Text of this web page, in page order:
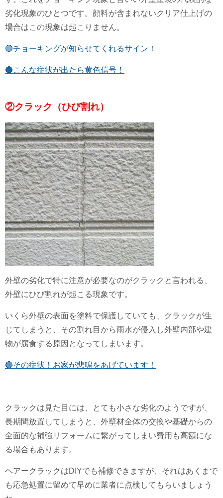
劣化現象のひとつです。 顔料が含まれないクリア仕上げの
場合はこの現象は起こりません。
🟣チョーキングが知らせてくれるサイン！
🔵こんな症状が出たら黄色信号！
②クラック（ひび割れ）
外壁の劣化で特に注意が必要なのがクラックと言われる、
外壁にひび割れが起こる現象です。
いくら外壁の表面を塗料で保護していても、クラックが生
じてしまうと、その割れ目から雨水が侵入し外壁内部や建
物が腐食する原因となってしまいます。
🔴その症状！お家が悲鳴をあげています！
クラックは見た目には、とても小さな劣化のようですが、
長期間放置してしまうと、外壁材全体の交換や基礎からの
全面的な補強リフォームに繋がってしまい費用も高額にな
る場合もあります。
ヘアークラックはDIYでも補修できますが、それはあくまで
も応急処置に留めて早めに業者に点検してもらいましょう